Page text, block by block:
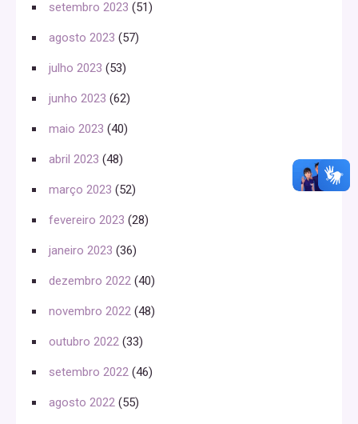
setembro 2023 (51)
agosto 2023 (57)
julho 2023 (53)
junho 2023 (62)
maio 2023 (40)
abril 2023 (48)
março 2023 (52)
fevereiro 2023 (28)
janeiro 2023 (36)
dezembro 2022 (40)
novembro 2022 (48)
outubro 2022 (33)
setembro 2022 (46)
agosto 2022 (55)